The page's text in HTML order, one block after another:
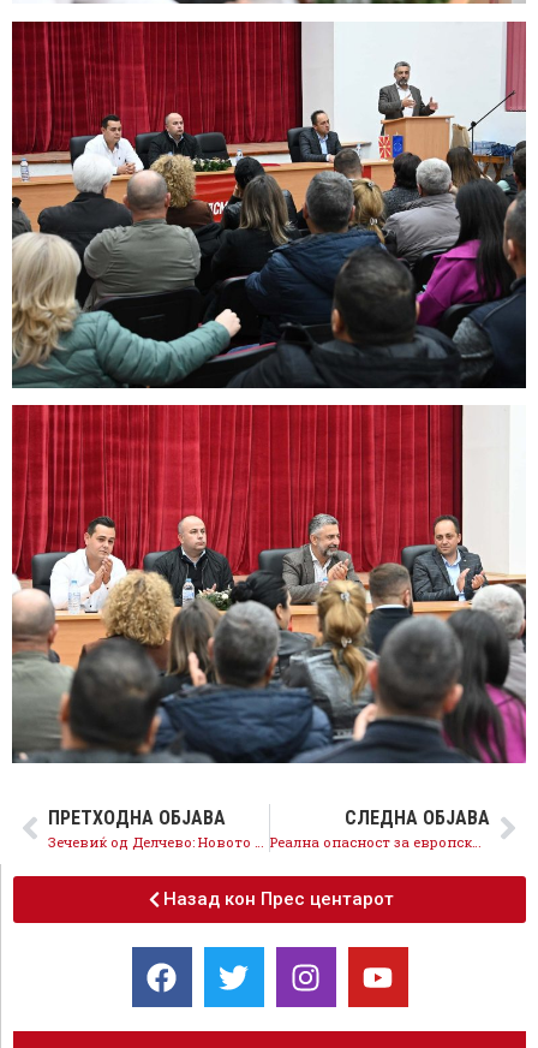
ПРЕТХОДНА ОБЈАВА
Зечевиќ од Делчево: Новото време налага нови доктрини, европскиот пат е новиот македонизам
СЛЕДНА ОБЈАВА
Реална опасност за европскиот пат се Левица и Апасиев, Мицкоски е нивни заложник
Назад кон Прес центарот